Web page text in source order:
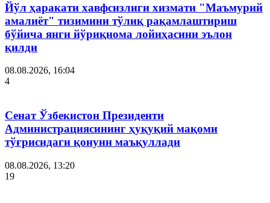
Йўл ҳаракати хавфсизлиги хизмати "Маъмурий
амалиёт" тизимини тўлиқ рақамлаштириш
бўйича янги йўриқнома лойиҳасини эълон
қилди
08.08.2026, 16:04
4
Сенат Ўзбекистон Президенти
Администрациясининг ҳуқуқий мақоми
тўғрисидаги қонунн маъқуллади
08.08.2026, 13:20
19